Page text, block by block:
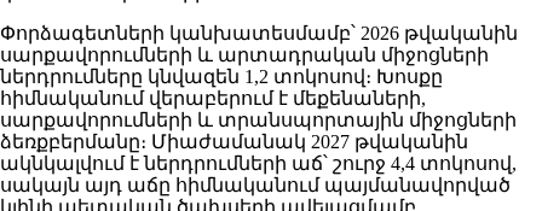
Փորձագետների կանխատեսմամբ՝ 2026 թվականին
սարքավորումների և արտադրական միջոցների
ներդրումները կնվազեն 1,2 տոկոսով։ Խոսքը
հիմնականում վերաբերում է մեքենաների,
սարքավորումների և տրանսպորտային միջոցների
ձեռքբերմանը։ Միաժամանակ 2027 թվականին
ակնկալվում է ներդրումների աճ՝ շուրջ 4,4 տոկոսով,
սակայն այդ աճը հիմնականում պայմանավորված
կլինի պետական ծախսերի ավելացմամբ,